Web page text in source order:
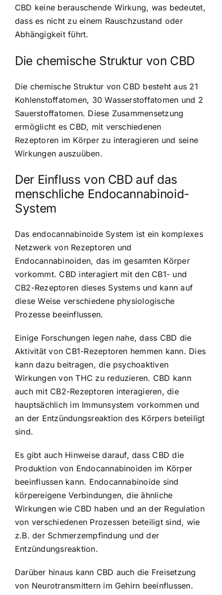
CBD keine berauschende Wirkung, was bedeutet,
dass es nicht zu einem Rauschzustand oder
Abhängigkeit führt.
Die chemische Struktur von CBD
Die chemische Struktur von CBD besteht aus 21
Kohlenstoffatomen, 30 Wasserstoffatomen und 2
Sauerstoffatomen. Diese Zusammensetzung
ermöglicht es CBD, mit verschiedenen
Rezeptoren im Körper zu interagieren und seine
Wirkungen auszuüben.
Der Einfluss von CBD auf das
menschliche Endocannabinoid-
System
Das endocannabinoide System ist ein komplexes
Netzwerk von Rezeptoren und
Endocannabinoiden, das im gesamten Körper
vorkommt. CBD interagiert mit den CB1- und
CB2-Rezeptoren dieses Systems und kann auf
diese Weise verschiedene physiologische
Prozesse beeinflussen.
Einige Forschungen legen nahe, dass CBD die
Aktivität von CB1-Rezeptoren hemmen kann. Dies
kann dazu beitragen, die psychoaktiven
Wirkungen von THC zu reduzieren. CBD kann
auch mit CB2-Rezeptoren interagieren, die
hauptsächlich im Immunsystem vorkommen und
an der Entzündungsreaktion des Körpers beteiligt
sind.
Es gibt auch Hinweise darauf, dass CBD die
Produktion von Endocannabinoiden im Körper
beeinflussen kann. Endocannabinoide sind
körpereigene Verbindungen, die ähnliche
Wirkungen wie CBD haben und an der Regulation
von verschiedenen Prozessen beteiligt sind, wie
z.B. der Schmerzempfindung und der
Entzündungsreaktion.
Darüber hinaus kann CBD auch die Freisetzung
von Neurotransmittern im Gehirn beeinflussen.